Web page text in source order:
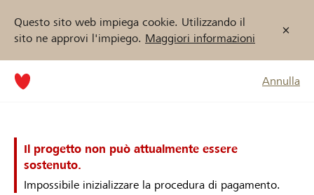
Questo sito web impiega cookie. Utilizzando il
sito ne approvi l'impiego. Maggiori informazioni
Annulla
Il progetto non può attualmente essere
sostenuto.
Impossibile inizializzare la procedura di pagamento.